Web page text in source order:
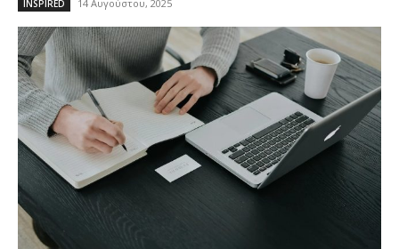
INSPIRED 14 Αυγούστου, 2025